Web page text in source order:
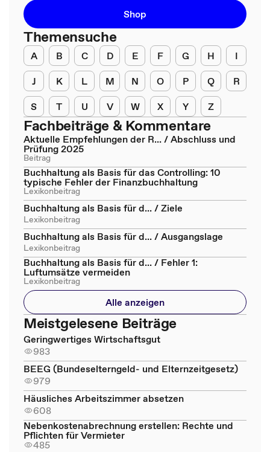
Shop
Themensuche
A B C D E F G H
I
J
K L M N O P Q
R
S
T U V W X Y Z
Fachbeiträge & Kommentare
Aktuelle Empfehlungen der R... / Abschluss und
Prüfung 2025
Beitrag
Buchhaltung als Basis für das Controlling: 10
typische Fehler der Finanzbuchhaltung
Lexikonbeitrag
Buchhaltung als Basis für d... / Ziele
Lexikonbeitrag
Buchhaltung als Basis für d... / Ausgangslage
Lexikonbeitrag
Buchhaltung als Basis für d... / Fehler 1:
Luftumsätze vermeiden
Lexikonbeitrag
Alle anzeigen
Meistgelesene Beiträge
Geringwertiges Wirtschaftsgut
983
BEEG (Bundeselterngeld- und Elternzeitgesetz)
979
Häusliches Arbeitszimmer absetzen
608
Nebenkostenabrechnung erstellen: Rechte und
Pflichten für Vermieter
485